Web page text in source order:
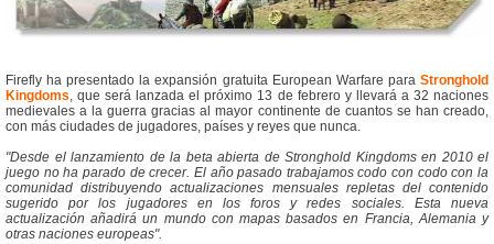
Firefly ha presentado la expansión gratuita European Warfare para Stronghold
Kingdoms, que será lanzada el próximo 13 de febrero y llevará a 32 naciones
medievales a la guerra gracias al mayor continente de cuantos se han creado,
con más ciudades de jugadores, países y reyes que nunca.
"Desde el lanzamiento de la beta abierta de Stronghold Kingdoms en 2010 el
juego no ha parado de crecer. El año pasado trabajamos codo con codo con la
comunidad distribuyendo actualizaciones mensuales repletas del contenido
sugerido por los jugadores en los foros y redes sociales. Esta nueva
actualización añadirá un mundo con mapas basados en Francia, Alemania y
otras naciones europeas".